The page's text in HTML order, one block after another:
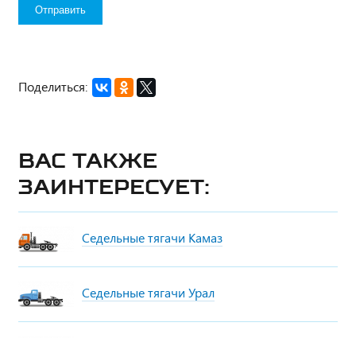
Поделиться:
Вас также
заинтересует:
Седельные тягачи Камаз
Седельные тягачи Урал